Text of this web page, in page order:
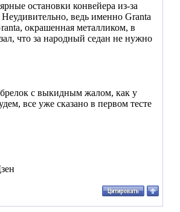
остановки конвейера из-за
ведь именно Granta
окрашенная металликом, в
что за народный седан не нужно
с выкидным жалом, как у
все уже сказано в первом тесте